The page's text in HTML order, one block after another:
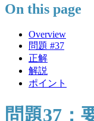
On this page
Overview
問題 #37
正解
解説
ポイント
問題37：